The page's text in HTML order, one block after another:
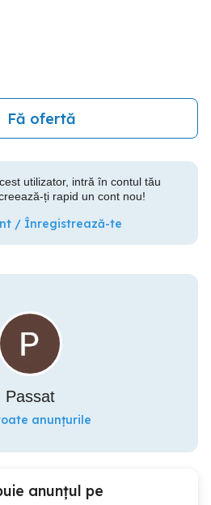
Fă ofertă
utilizator, intră în contul tău
ți rapid un cont nou!
/ Înregistrează-te
Passat
anunțurile
anunțul pe